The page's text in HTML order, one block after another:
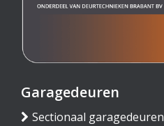
Garagedeuren
Sectionaal garagedeuren